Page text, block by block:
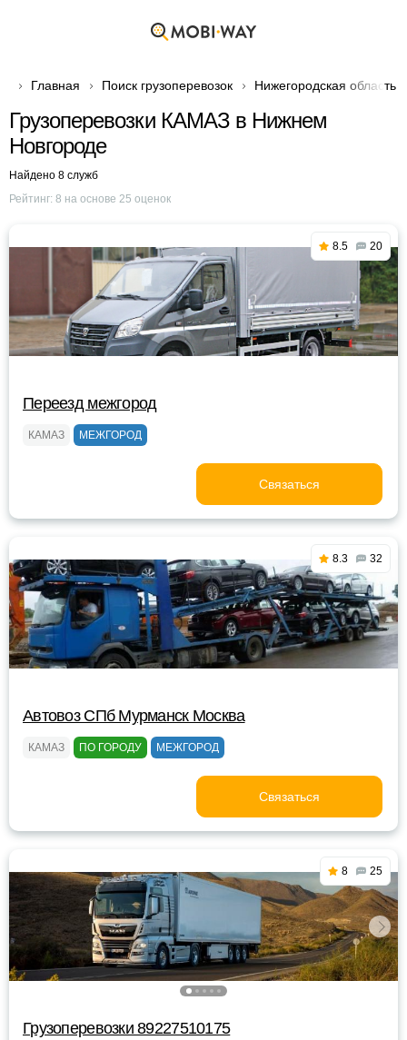
Главная Поиск грузоперевозок Нижегородская область
Грузоперевозки КАМАЗ в Нижнем
Новгороде
Найдено 8 служб
Рейтинг: 8 на основе 25 оценок
8.5 20
Переезд межгород
КАМАЗ МЕЖГОРОД
Связаться
8.3 32
Автовоз СПб Мурманск Москва
КАМАЗ ПО ГОРОДУ МЕЖГОРОД
Связаться
8 25
Грузоперевозки 89227510175